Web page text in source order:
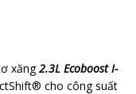
xăng2.3L Ecoboost I-
cho công suất